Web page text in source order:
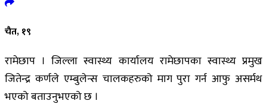
चैत, १९
रामेछाप । जिल्ला स्वास्थ्य कार्यालय रामेछापका स्वास्थ्य प्रमुख
जितेन्द्र कर्णले एम्बुलेन्स चालकहरुको माग पुरा गर्न आफु असर्मथ
भएको बताउनुभएको छ ।